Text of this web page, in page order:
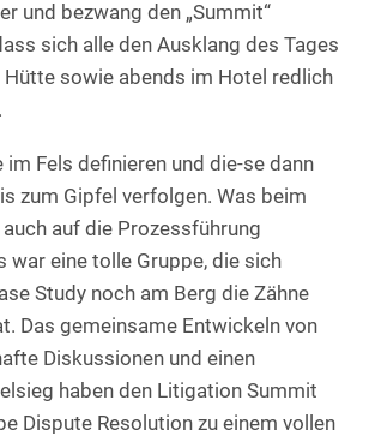
und bezwang den „Summit“
sich alle den Ausklang des Tages
sowie abends im Hotel redlich
im Fels definieren und die-se dann
zum Gipfel verfolgen. Was beim
auf die Prozessführung
war eine tolle Gruppe, die sich
Study noch am Berg die Zähne
Das gemeinsame Entwickeln von
Diskussionen und einen
haben den Litigation Summit
Dispute Resolution zu einem vollen